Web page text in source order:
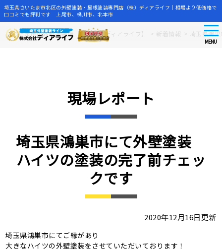
Skip
to
埼玉県さいたま市北区の外壁塗装・屋根塗装専門店（株）ディアライフ｜相場より低価格で
口コミでも評判です 上尾市、桶川市、北本市
MENU
さいたま市の外壁塗装店【株式会社ディアライフ】 新着情報 埼玉県鴻
現場レポート
埼玉県鴻巣市にて外壁塗装
ハイツの塗装の完了前チェッ
クです
2020年12月16日更新
埼玉県鴻巣市にてご縁があり
大きなハイツの外壁塗装をさせていただいております！